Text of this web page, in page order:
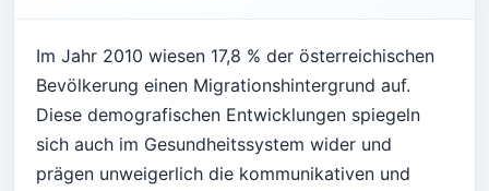
Im Jahr 2010 wiesen 17,8 % der österreichischen
Bevölkerung einen Migrationshintergrund auf.
Diese demografischen Entwicklungen spiegeln
sich auch im Gesundheitssystem wider und
prägen unweigerlich die kommunikativen und